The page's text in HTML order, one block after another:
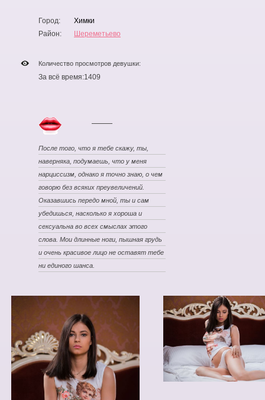
Город:
Химки
Район:
Шереметьево
Количество просмотров девушки:
За всё время:1409
После того, что я тебе скажу, ты,
наверняка, подумаешь, что у меня
нарциссизм, однако я точно знаю, о чем
говорю без всяких преувеличений.
Оказавшись передо мной, ты и сам
убедишься, насколько я хороша и
сексуальна во всех смыслах этого
слова. Мои длинные ноги, пышная грудь
и очень красивое лицо не оставят тебе
ни единого шанса.